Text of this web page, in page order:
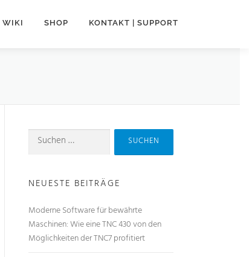
WIKI SHOP KONTAKT | SUPPORT
NEUESTE BEITRÄGE
Moderne Software für bewährte
Maschinen: Wie eine TNC 430 von den
Möglichkeiten der TNC7 profitiert